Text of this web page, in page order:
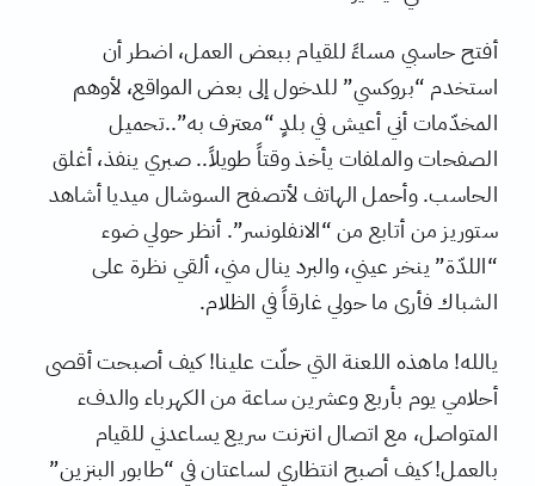
أفتح حاسبي مساءً للقيام ببعض العمل، اضطر أن
استخدم “بروكسي” للدخول إلى بعض المواقع، لأوهم
المخدّمات أني أعيش في بلدٍ “معترف به”..تحميل
الصفحات والملفات يأخذ وقتاً طويلاً.. صبري ينفذ، أغلق
الحاسب. وأحمل الهاتف لأتصفح السوشال ميديا أشاهد
ستوريز من أتابع من “الانفلونسر”. أنظر حولي ضوء
“اللدّة” ينخر عيني، والبرد ينال مني، ألقي نظرة على
الشباك فأرى ما حولي غارقاً في الظلام.
يالله! ماهذه اللعنة التي حلّت علينا! كيف أصبحت أقصى
أحلامي يوم بأربع وعشرين ساعة من الكهرباء والدفء
المتواصل، مع اتصال انترنت سريع يساعدني للقيام
بالعمل! كيف أصبح انتظاري لساعتان في “طابور البنزين”